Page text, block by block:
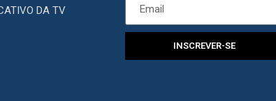
DA TV
INSCREVER-SE